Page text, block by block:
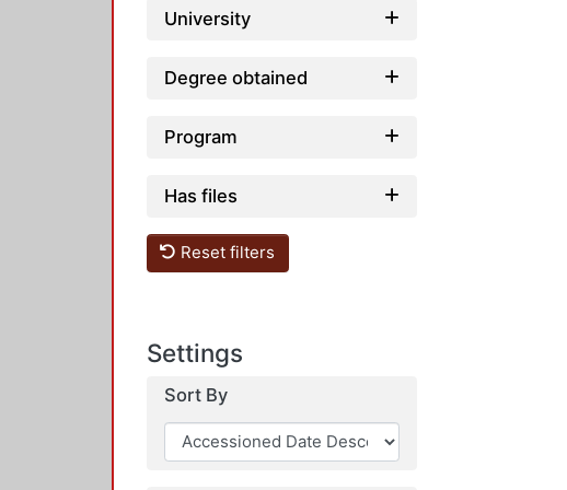
University
Degree obtained
Program
Has files
Reset filters
Settings
Sort By